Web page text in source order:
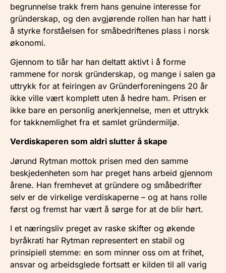
begrunnelse trakk frem hans genuine interesse for
gründerskap, og den avgjørende rollen han har hatt i
å styrke forståelsen for småbedriftenes plass i norsk
økonomi.
Gjennom to tiår har han deltatt aktivt i å forme
rammene for norsk gründerskap, og mange i salen ga
uttrykk for at feiringen av Gründerforeningens 20 år
ikke ville vært komplett uten å hedre ham. Prisen er
ikke bare en personlig anerkjennelse, men et uttrykk
for takknemlighet fra et samlet gründermiljø.
Verdiskaperen som aldri slutter å skape
Jørund Rytman mottok prisen med den samme
beskjedenheten som har preget hans arbeid gjennom
årene. Han fremhevet at gründere og småbedrifter
selv er de virkelige verdiskaperne – og at hans rolle
først og fremst har vært å sørge for at de blir hørt.
I et næringsliv preget av raske skifter og økende
byråkrati har Rytman representert en stabil og
prinsipiell stemme: en som minner oss om at frihet,
ansvar og arbeidsglede fortsatt er kilden til all varig